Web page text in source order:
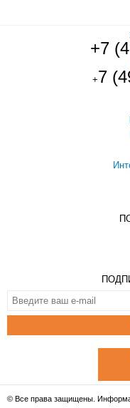
+7
+7
© Все права защищены.